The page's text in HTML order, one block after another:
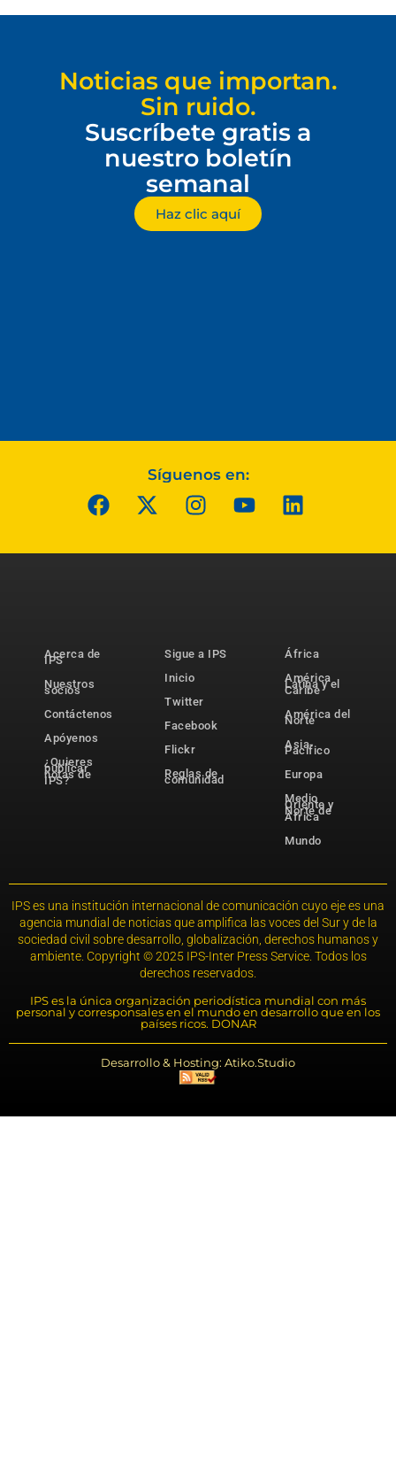
Noticias que importan.
Sin ruido.
Suscríbete gratis a
nuestro boletín
semanal
Haz clic aquí
Síguenos en:
Acerca de
IPS
Nuestros
socios
Contáctenos
Apóyenos
¿Quieres
publicar
notas de
IPS?
Sigue a IPS
Inicio
Twitter
Facebook
Flickr
Reglas de
comunidad
África
América
Latina y el
Caribe
América del
Norte
Asia-
Pacífico
Europa
Medio
Oriente y
Norte de
África
Mundo
IPS es una institución internacional de comunicación cuyo eje es una
agencia mundial de noticias que amplifica las voces del Sur y de la
sociedad civil sobre desarrollo, globalización, derechos humanos y
ambiente. Copyright © 2025 IPS-Inter Press Service. Todos los
derechos reservados.
IPS es la única organización periodística mundial con más
personal y corresponsales en el mundo en desarrollo que en los
países ricos. DONAR
Desarrollo & Hosting: Atiko.Studio